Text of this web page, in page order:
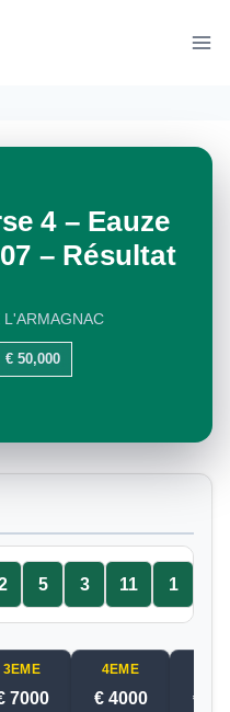
4 – Eauze
– Résultat
€ 50,000
5 3 11 1
3EME
7000
4EME
€ 4000 €